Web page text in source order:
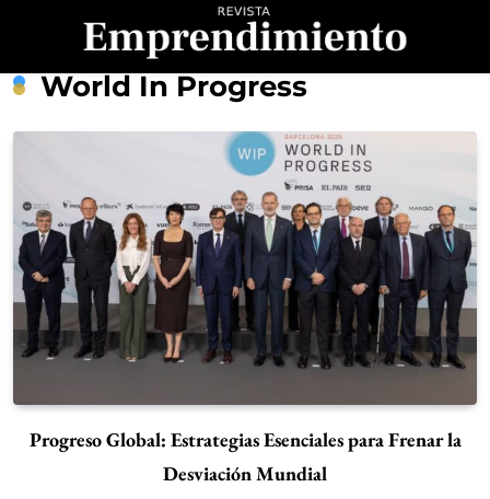
Revista
Emprendimiento
World In Progress
Progreso Global: Estrategias Esenciales para Frenar la
Desviación Mundial